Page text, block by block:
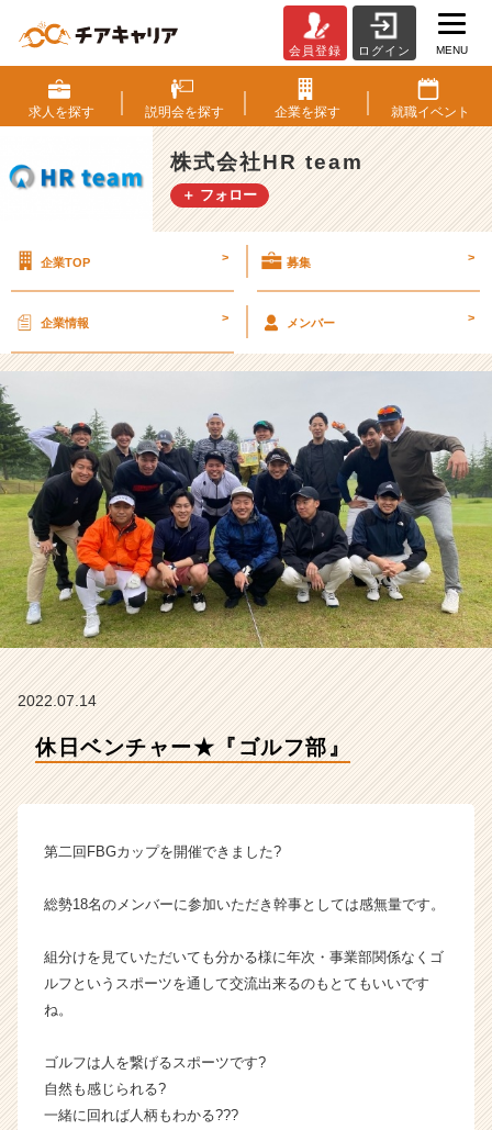
日
ベ
ン
チ
ャ
ー
フ
式
H
R
t
e
a
m
の
タ
イ
ム
ベ
ー・
企
か
ら
ト
届
会員登録 ログイン MENU
求人を探す 説明会を探す 企業を探す 就職イベント
株式会社HR team
＋ フォロー
企業TOP > 募集 >
企業情報 > メンバー >
2022.07.14
休日ベンチャー★『ゴルフ部』
第二回FBGカップを開催できました?
総勢18名のメンバーに参加いただき幹事としては感無量です。
組分けを見ていただいても分かる様に年次・事業部関係なくゴ
ルフというスポーツを通して交流出来るのもとてもいいです
ね。
ゴルフは人を繋げるスポーツです?
自然も感じられる?
一緒に回れば人柄もわかる?‍?‍?